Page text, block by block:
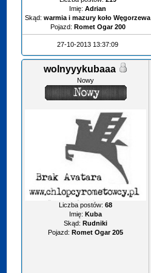
Imię: Adrian
Skąd: warmia i mazury koło Węgorzewa
Pojazd: Romet Ogar 200
27-10-2013 13:37:09
wolnyyykubaaa
Nowy
Liczba postów:68
Imię: Kuba
Skąd: Rudniki
Pojazd: Romet Ogar 205